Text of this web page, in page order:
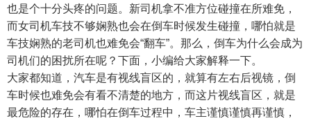
也是个十分头疼的问题。新司机拿不准方位碰撞在所难免，
而女司机车技不够娴熟也会在倒车时候发生碰撞，哪怕就是
车技娴熟的老司机也难免会“翻车”。那么，倒车为什么会成为
司机们的困扰所在呢？下面，小编给大家解释一下。
大家都知道，汽车是有视线盲区的，就算有左右后视镜，倒
车时候也难免会有看不清楚的地方，而这片视线盲区，就是
最危险的存在，哪怕在倒车过程中，车主谨慎谨慎再谨慎，